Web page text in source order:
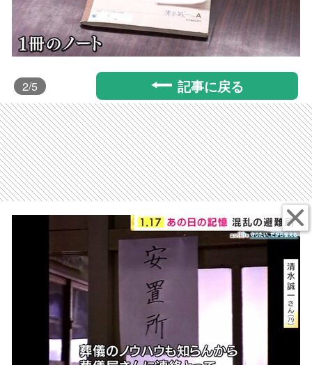
2/5 記事に戻る